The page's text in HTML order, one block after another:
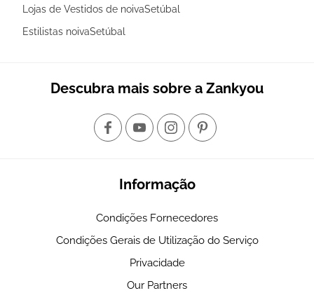
Lojas de Vestidos de noivaSetúbal
Estilistas noivaSetúbal
Descubra mais sobre a Zankyou
Informação
Condições Fornecedores
Condições Gerais de Utilização do Serviço
Privacidade
Our Partners